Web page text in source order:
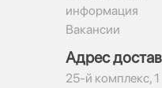
информация
Вакансии
Адрес
​25-й комплекс, 1​